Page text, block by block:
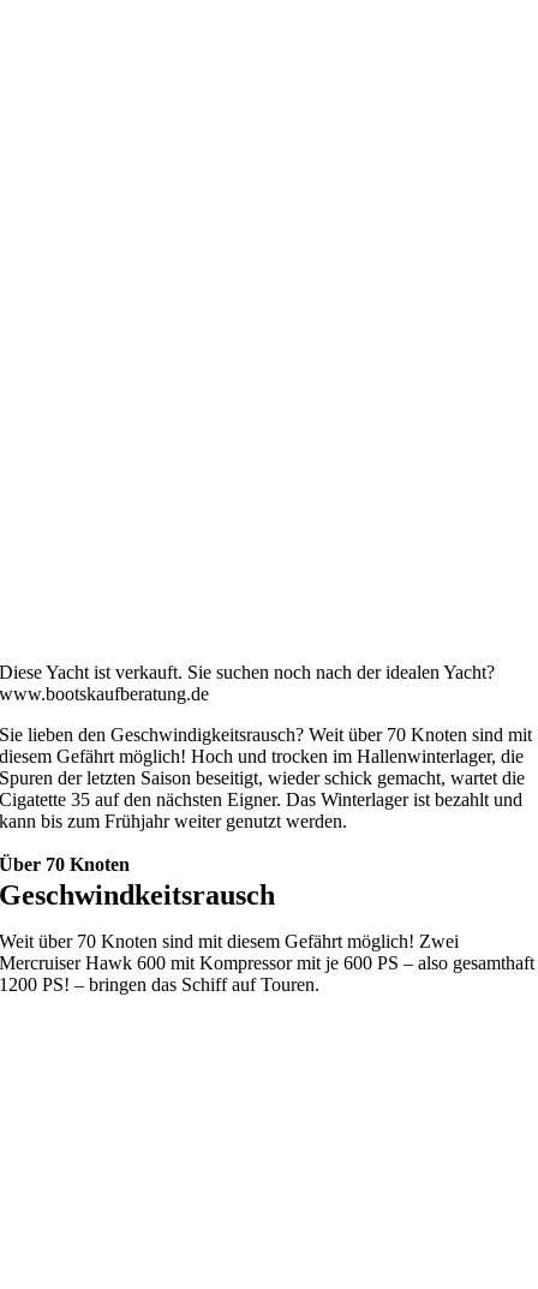
Diese Yacht ist verkauft. Sie suchen noch nach der idealen Yacht?
www.bootskaufberatung.de
Sie lieben den Geschwindigkeitsrausch? Weit über 70 Knoten sind mit
diesem Gefährt möglich! Hoch und trocken im Hallenwinterlager, die
Spuren der letzten Saison beseitigt, wieder schick gemacht, wartet die
Cigatette 35 auf den nächsten Eigner. Das Winterlager ist bezahlt und
kann bis zum Frühjahr weiter genutzt werden.
Über 70 Knoten
Geschwindkeitsrausch
Weit über 70 Knoten sind mit diesem Gefährt möglich! Zwei
Mercruiser Hawk 600 mit Kompressor mit je 600 PS – also gesamthaft
1200 PS! – bringen das Schiff auf Touren.